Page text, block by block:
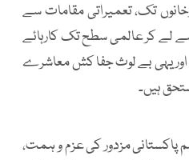
تک، تعمیراتی مقامات سے
لے کر عالمی سطح تک کارہائے
اور یہی بے لوث جفا کش معاشرے
ہیں۔
پاکستانی مزدور کی عزم و ہمت،